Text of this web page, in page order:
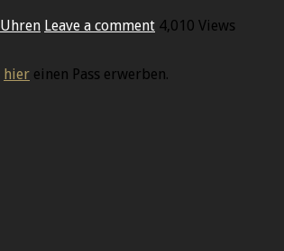
Uhren Leave a comment 4,010 Views
hier einen Pass erwerben.